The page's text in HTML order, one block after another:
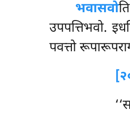
भवासवोति
उपपत्तिभवो.
पवत्तो